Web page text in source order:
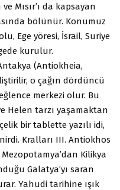
Mısır’ı da kapsayan
bölünür. Konumuz
Ege yöresi, İsrail, Suriye
kurulur.
(Antiokheia,
o çağın dördüncü
merkezi olur. Bu
Helen tarzı yaşamaktan
bir tablette yazılı idi,
Kralları III. Antiokhos
Mezopotamya’dan Kilikya
Galatya’yı saran
Yahudi tarihine ışık